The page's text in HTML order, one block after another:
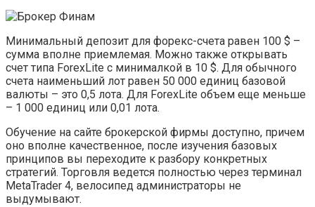
Минимальный депозит для форекс-счета равен 100 $ –
сумма вполне приемлемая. Можно также открывать
счет типа ForexLite с минималкой в 10 $. Для обычного
счета наименьший лот равен 50 000 единиц базовой
валюты – это 0,5 лота. Для ForexLite объем еще меньше
– 1 000 единиц или 0,01 лота.
Обучение на сайте брокерской фирмы доступно, причем
оно вполне качественное, после изучения базовых
принципов вы переходите к разбору конкретных
стратегий. Торговля ведется полностью через терминал
MetaTrader 4, велосипед администраторы не
выдумывают.